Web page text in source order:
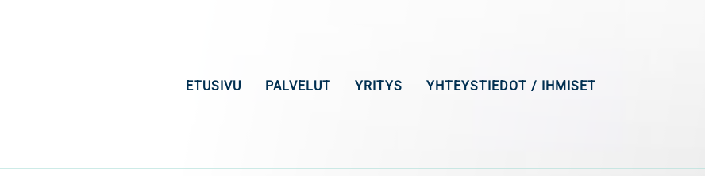
ETUSIVU PALVELUT YRITYS YHTEYSTIEDOT / IHMISET